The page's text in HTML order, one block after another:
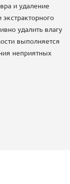
и удаление
удалить влагу
выполняется
неприятных